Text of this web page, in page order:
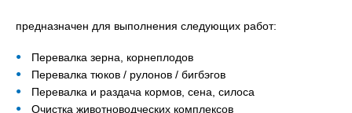
предназначен для выполнения следующих работ:
Перевалка зерна, корнеплодов
Перевалка тюков / рулонов / бигбэгов
Перевалка и раздача кормов, сена, силоса
Очистка животноводческих комплексов